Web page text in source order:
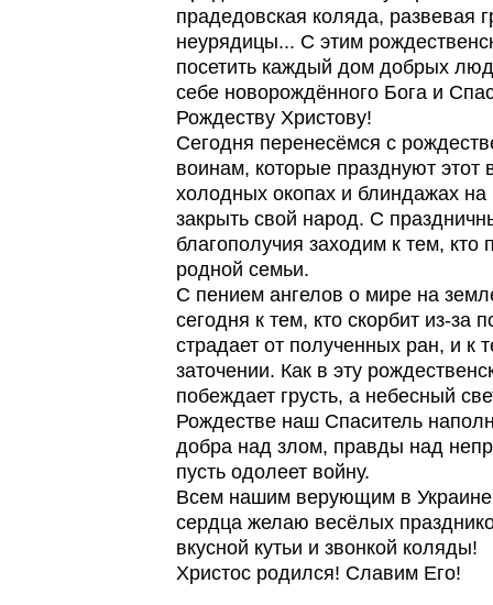
прадедовская коляда, развевая
неурядицы... С этим
посетить каждый дом добрых
себе новорождённого Бога и
Рождеству Христову!
Сегодня перенесёмся с
воинам, которые празднуют этот
холодных окопах и блиндажах
закрыть свой народ. С
благополучия заходим к тем,
родной семьи.
С пением ангелов о мире на
сегодня к тем, кто скорбит из-за
страдает от полученных ран, и к
заточении. Как в эту
побеждает грусть, а небесный
Рождестве наш Спаситель
добра над злом, правды над
пусть одолеет войну.
Всем нашим верующим в Украине
сердца желаю весёлых
вкусной кутьи и звонкой коляды!
Христос родился! Славим Его!